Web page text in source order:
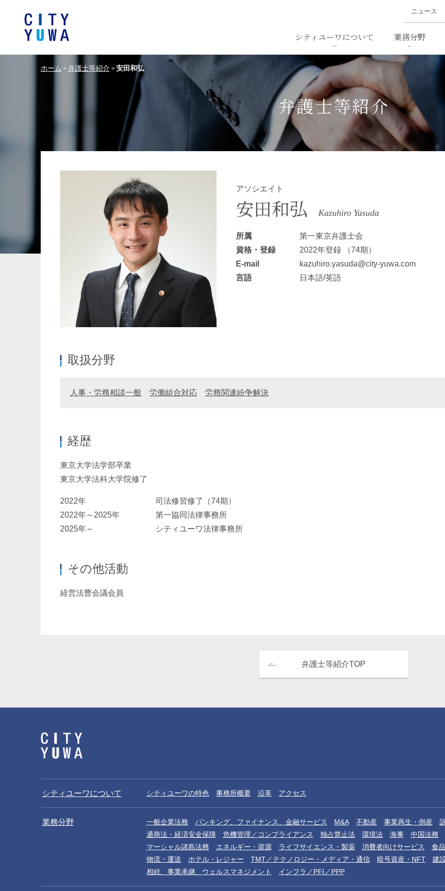
シティユーワについて
事務所概要 沿革
業務分野
バンキング、ファイナンス、
金融サービス
M&A
知的財産・IT
危機管理／コンプライアンス 環境法
エネルギー・資源 ライフサイエンス・製薬
製造業 ファッション・小売 物流・運送
暗号資産・NFT
ーツ
条件から探す 名前から探す
著書 セミナー/講演等 ニ
中国アンチダンピング 法律用語集
シティユーワ法律事務所につい
弁護士採用 スタッフ採用
ニュース
ホーム > 弁護士等紹介> 安田和弘
弁護士等紹介
アソシエイト
安田和弘 Kazuhiro Yasuda
所属
第一東京弁護士会
資格・登録
2022年登録 （74期）
E-mail
kazuhiro.yasuda@city-yuwa.com
言語
日本語/英語
取扱分野
人事・労務相談一般 労働組合対応 労務関連紛争解決
経歴
東京大学法学部卒業
東京大学法科大学院修了
2022年
司法修習修了（74期）
2022年～2025年
第一協同法律事務所
2025年～
シティユーワ法律事務所
その他活動
経営法曹会議会員
弁護士等紹介TOP
シティユーワについて シティユーワの特色 事務所概要 沿革 アクセス
業務分野 一般企業法務 バンキング、ファイナンス、金融サービス M&A 不動産 事業再生・倒産
通商法・経済安全保障
危機管理／コンプライアンス 独占禁止法 環境法 海事 中国法務
マーシャル諸島法務
エネルギー・資源 ライフサイエンス・製薬 消費者向けサービス 食品
物流・運送
ホテル・レジャー TMT／テクノロジー・メディア・通信 暗号資産・NFT 建
相続、事業承継、ウェルスマネジメント
インフラ／PFI／PPP